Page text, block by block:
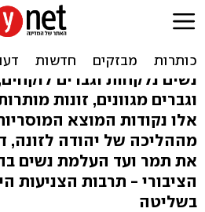
"הוציאה
השליטה הגברית
נשים נלקחות וגברים
וגברים מגוונים, זונות
אלו נקודות המוצא
מההליכה של יהודה לזונה,
את תמר ועד העלמת נשים
הציבורי - תרבות הצניעות
בשליטה